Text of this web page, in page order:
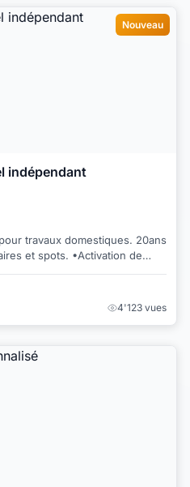
Nouveau
indépendant
travaux domestiques. 20ans
4'123 vues